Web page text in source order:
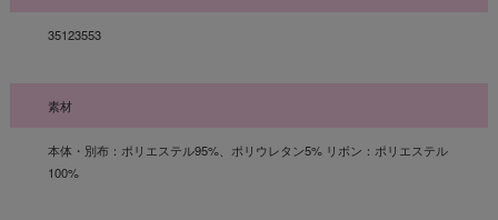
35123553
素材
本体・別布：ポリエステル95%、ポリウレタン5% リボン：ポリエステル
100%